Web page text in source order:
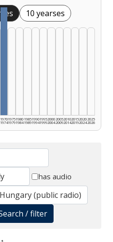
10 yearses
1970
1974
1975
1979
1980
1984
1985
1989
1990
1994
1995
1999
2000
2004
2005
2009
2010
2014
2015
2019
2020
2024
2025
2026
has audio
/ filter